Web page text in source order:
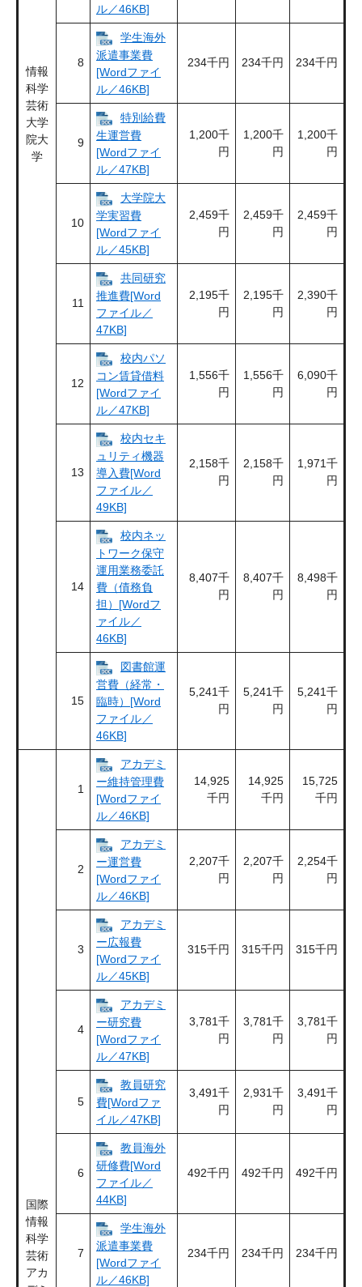
情報
科学
芸術
大学
院大
学
ル／46KB]
8
学生海外
派遣事業費
[Wordファイ
ル／46KB]
234千円 234千円 234千円
9
特別給費
生運営費
[Wordファイ
ル／47KB]
1,200千
円
1,200千
円
1,200千
円
10
大学院大
学実習費
[Wordファイ
ル／45KB]
2,459千
円
2,459千
円
2,459千
円
11
共同研究
推進費[Word
ファイル／
47KB]
2,195千
円
2,195千
円
2,390千
円
12
校内パソ
コン賃貸借料
[Wordファイ
ル／47KB]
1,556千
円
1,556千
円
6,090千
円
13
校内セキ
ュリティ機器
導入費[Word
ファイル／
49KB]
2,158千
円
2,158千
円
1,971千
円
14
校内ネッ
トワーク保守
運用業務委託
費（債務負
担）[Wordフ
ァイル／
46KB]
8,407千
円
8,407千
円
8,498千
円
15
図書館運
営費（経常・
臨時）[Word
ファイル／
46KB]
5,241千
円
5,241千
円
5,241千
円
国際
情報
科学
芸術
アカ
1
アカデミ
ー維持管理費
[Wordファイ
ル／46KB]
14,925
千円
14,925
千円
15,725
千円
2
アカデミ
ー運営費
[Wordファイ
ル／46KB]
2,207千
円
2,207千
円
2,254千
円
3
アカデミ
ー広報費
[Wordファイ
ル／45KB]
315千円 315千円 315千円
4
アカデミ
ー研究費
[Wordファイ
ル／47KB]
3,781千
円
3,781千
円
3,781千
円
5
教員研究
費[Wordファ
イル／47KB]
3,491千
円
2,931千
円
3,491千
円
6
教員海外
研修費[Word
ファイル／
44KB]
492千円 492千円 492千円
7
学生海外
派遣事業費
[Wordファイ
ル／46KB]
234千円 234千円 234千円